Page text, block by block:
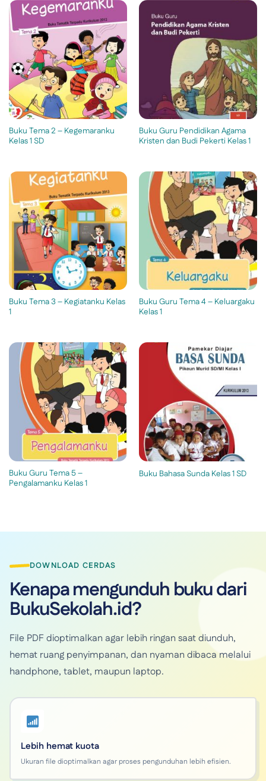
Buku Tema 2 – Kegemaranku
Kelas 1 SD
Buku Guru Pendidikan Agama
Kristen dan Budi Pekerti Kelas 1
Buku Tema 3 – Kegiatanku Kelas
1
Buku Guru Tema 4 – Keluargaku
Kelas 1
Buku Guru Tema 5 –
Pengalamanku Kelas 1
Buku Bahasa Sunda Kelas 1 SD
DOWNLOAD CERDAS
Kenapa mengunduh buku dari
BukuSekolah.id?
File PDF dioptimalkan agar lebih ringan saat diunduh,
hemat ruang penyimpanan, dan nyaman dibaca melalui
handphone, tablet, maupun laptop.
Lebih hemat kuota
Ukuran file dioptimalkan agar proses pengunduhan lebih efisien.